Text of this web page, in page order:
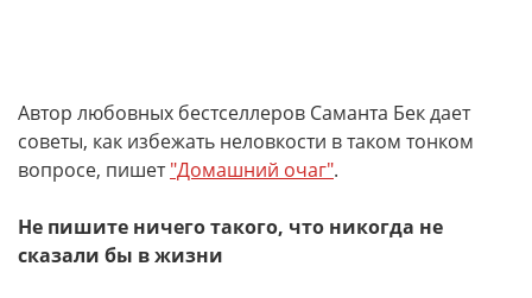
Автор любовных бестселлеров Саманта Бек дает
советы, как избежать неловкости в таком тонком
вопросе, пишет"Домашний очаг".
Не пишите ничего такого, что никогда не
сказали бы в жизни